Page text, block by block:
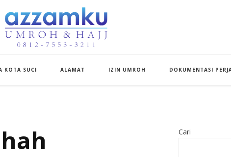
KOTA SUCI ALAMAT IZIN UMROH DOKUMENTASI
Cari